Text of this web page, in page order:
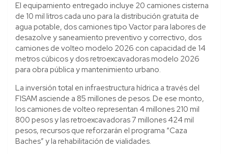
El equipamiento entregado incluye 20 camiones cisterna
de 10 mil litros cada uno para la distribución gratuita de
agua potable, dos camiones tipo Vactor para labores de
desazolve y saneamiento preventivo y correctivo, dos
camiones de volteo modelo 2026 con capacidad de 14
metros cúbicos y dos retroexcavadoras modelo 2026
para obra pública y mantenimiento urbano.
La inversión total en infraestructura hídrica a través del
FISAM asciende a 85 millones de pesos. De ese monto,
los camiones de volteo representan 4 millones 210 mil
800 pesos y las retroexcavadoras 7 millones 424 mil
pesos, recursos que reforzarán el programa “Caza
Baches” y la rehabilitación de vialidades.